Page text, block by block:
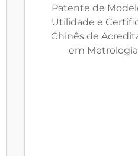
Patente de
Utilidade e
Chinês de
em